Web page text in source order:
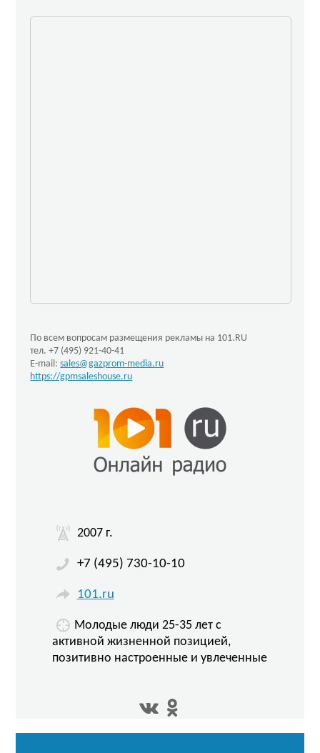
По всем вопросам размещения рекламы на 101.RU
тел. +7 (495) 921-40-41
E-mail:sales@gazprom-media.ru
https://gpmsaleshouse.ru
2007 г.
+7 (495) 730-10-10
101.ru
Молодые люди 25-35 лет с
активной жизненной позицией,
позитивно настроенные и увлеченные